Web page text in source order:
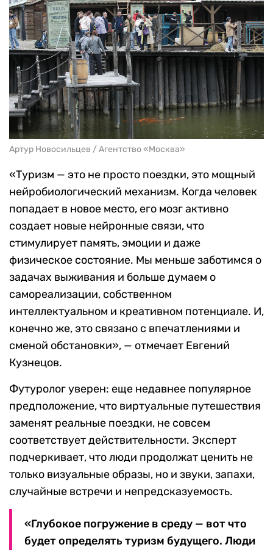
Артур Новосильцев / Агентство «Москва»
«Туризм — это не просто поездки, это мощный
нейробиологический механизм. Когда человек
попадает в новое место, его мозг активно
создает новые нейронные связи, что
стимулирует память, эмоции и даже
физическое состояние. Мы меньше заботимся о
задачах выживания и больше думаем о
самореализации, собственном
интеллектуальном и креативном потенциале. И,
конечно же, это связано с впечатлениями и
сменой обстановки», — отмечает Евгений
Кузнецов.
Футуролог уверен: еще недавнее популярное
предположение, что виртуальные путешествия
заменят реальные поездки, не совсем
соответствует действительности. Эксперт
подчеркивает, что люди продолжат ценить не
только визуальные образы, но и звуки, запахи,
случайные встречи и непредсказуемость.
«Глубокое погружение в среду — вот что
будет определять туризм будущего. Люди